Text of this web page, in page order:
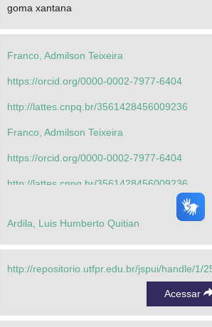
goma xantana
Franco, Admilson Teixeira
https://orcid.org/0000-0002-7977-6404
http://lattes.cnpq.br/3561428456009236
Franco, Admilson Teixeira
https://orcid.org/0000-0002-7977-6404
http://lattes.cnpq.br/3561428456009236
Ardila, Luis Humberto Quitian
http://repositorio.utfpr.edu.br/jspui/handle/1/
Acessar